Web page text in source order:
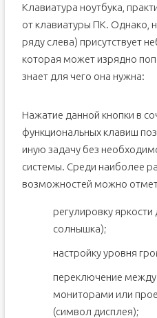
Клавиатура ноутбука,
от клавиатуры ПК. Однако,
ряду слева) присутствует
которая может изрядно
знает для чего она нужна:
Нажатие данной кнопки в
функциональных клавиш
иную задачу без
системы. Среди наиболее
возможностей можно
регулировку яркости
солнышка);
настройку уровня
переключение
мониторами или
(символ дисплея);